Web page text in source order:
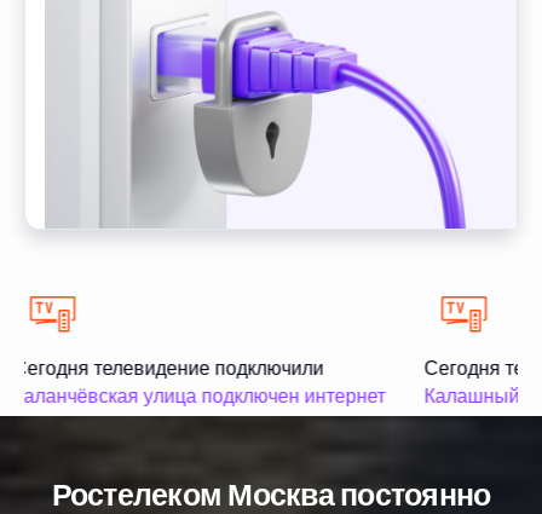
Сегодня телевидение подключили
Каланчёвская улица подключен интернет
Сегодня
Калашный
Ростелеком Москва постоянно